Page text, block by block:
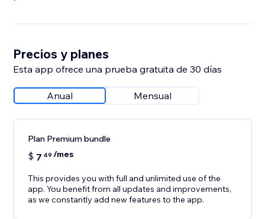
Precios y planes
Esta app ofrece una prueba gratuita de 30 días
Anual Mensual
Plan Premium bundle
$ 7 49 /mes
This provides you with full and unlimited use of the
app. You benefit from all updates and improvements,
as we constantly add new features to the app.